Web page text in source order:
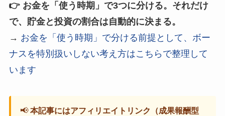
👉 お金を「使う時期」で3つに分ける。それだけ
で、貯金と投資の割合は自動的に決まる。
→ お金を「使う時期」で分ける前提として、ボー
ナスを特別扱いしない考え方はこちらで整理して
います
📢本記事にはアフィリエイトリンク（成果報酬型